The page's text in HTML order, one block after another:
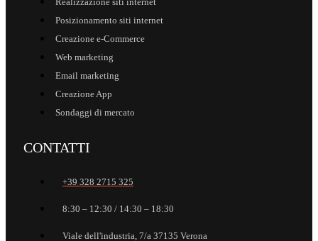
Posizionamento siti internet
Creazione e-Commerce
Web marketing
Email marketing
Creazione App
Sondaggi di mercato
CONTATTI
+39 328 2715 325
8:30 – 12:30 / 14:30 – 18:30
Viale dell'industria, 7/a 37135 Verona